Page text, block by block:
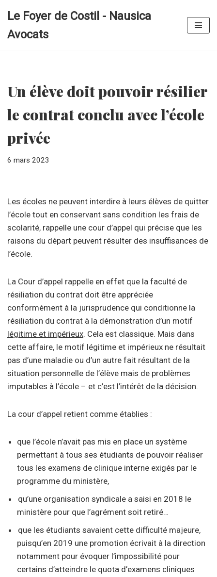
au
Le Foyer de Costil - Nausica
Avocats
Un élève doit pouvoir résilier
le contrat conclu avec l’école
privée
6 mars 2023
Les écoles ne peuvent interdire à leurs élèves de quitter
l’école tout en conservant sans condition les frais de
scolarité, rappelle une cour d’appel qui précise que les
raisons du départ peuvent résulter des insuffisances de
l’école.
La Cour d’appel rappelle en effet que la faculté de
résiliation du contrat doit être appréciée
conformément à la jurisprudence qui conditionne la
résiliation du contrat à la démonstration d’un motif
légitime et impérieux. Cela est classique. Mais dans
cette affaire, le motif légitime et impérieux ne résultait
pas d’une maladie ou d’un autre fait résultant de la
situation personnelle de l’élève mais de problèmes
imputables à l’école – et c’est l’intérêt de la décision.
La cour d’appel retient comme établies :
que l’école n’avait pas mis en place un système
permettant à tous ses étudiants de pouvoir réaliser
tous les examens de clinique interne exigés par le
programme du ministère,
qu’une organisation syndicale a saisi en 2018 le
ministère pour que l’agrément soit retiré…
que les étudiants savaient cette difficulté majeure,
puisqu’en 2019 une promotion écrivait à la direction
notamment pour évoquer l’impossibilité pour
certains d’atteindre le quota d’examens cliniques